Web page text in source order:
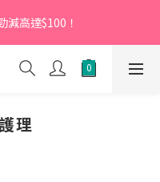
，首次下單輸入優惠碼
享95折
減高達$100！
日，首次下單輸入優惠碼
享95折
理